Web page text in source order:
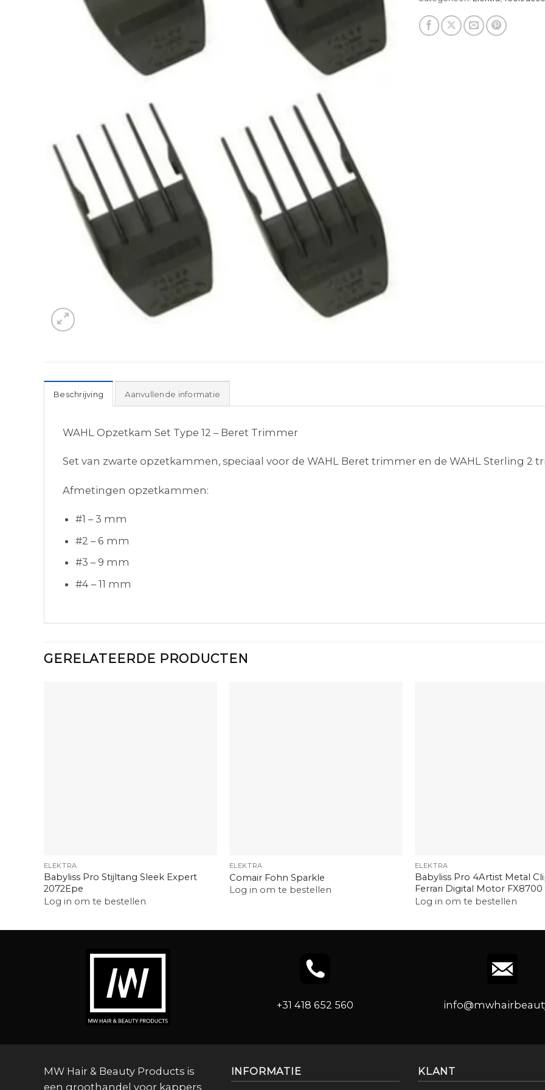
Beschrijving Aanvullende informatie
WAHL Opzetkam Set Type 12 – Beret Trimmer
Set van zwarte opzetkammen, speciaal voor de WAHL Beret trimmer en de WAHL Sterling 2
Afmetingen opzetkammen:
#1 – 3 mm
#2 – 6 mm
#3 – 9 mm
#4 – 11 mm
GERELATEERDE PRODUCTEN
ELEKTRA
Babyliss Pro Stijltang Sleek Expert
2072Epe
Log in om te bestellen
ELEKTRA
Comair Fohn Sparkle
Log in om te bestellen
ELEKTRA
Babyliss Pro 4Artist Metal
Ferrari Digital Motor FX8700
Log in om te bestellen
+31 418 652 560
MW Hair & Beauty Products is
een groothandel voor kappers
INFORMATIE KLANT